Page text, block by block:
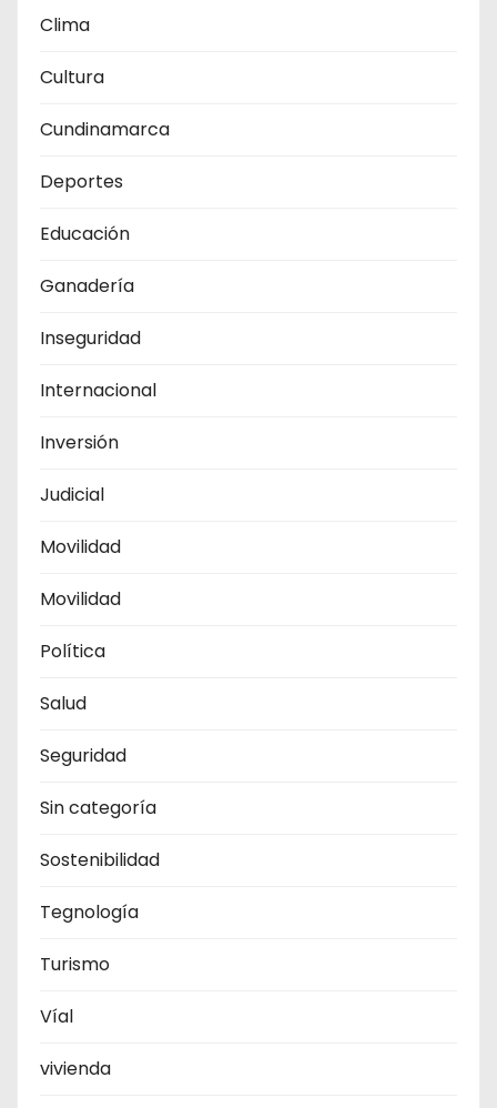
Clima
Cultura
Cundinamarca
Deportes
Educación
Ganadería
Inseguridad
Internacional
Inversión
Judicial
Movilidad
Movilidad
Política
Salud
Seguridad
Sin categoría
Sostenibilidad
Tegnología
Turismo
Víal
vivienda